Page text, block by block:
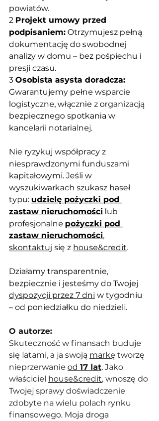
powiatów.
2 Projekt umowy przed
podpisaniem: Otrzymujesz pełną
dokumentację do swobodnej
analizy w domu – bez pośpiechu i
presji czasu.
3 Osobista asysta doradcza:
Gwarantujemy pełne wsparcie
logistyczne, włącznie z organizacją
bezpiecznego spotkania w
kancelarii notarialnej.
Nie ryzykuj współpracy z
niesprawdzonymi funduszami
kapitałowymi. Jeśli w
wyszukiwarkach szukasz haseł
typu: udzielę pożyczki pod
zastaw nieruchomości lub
profesjonalne pożyczki pod
zastaw nieruchomości,
skontaktuj się z house&credit.
Działamy transparentnie,
bezpiecznie i jesteśmy do Twojej
dyspozycji przez 7 dni w tygodniu
– od poniedziałku do niedzieli.
O autorze:
Skuteczność w finansach buduje
się latami, a ja swoją markę tworzę
nieprzerwanie od 17 lat. Jako
właściciel house&credit, wnoszę do
Twojej sprawy doświadczenie
zdobyte na wielu polach rynku
finansowego. Moja droga